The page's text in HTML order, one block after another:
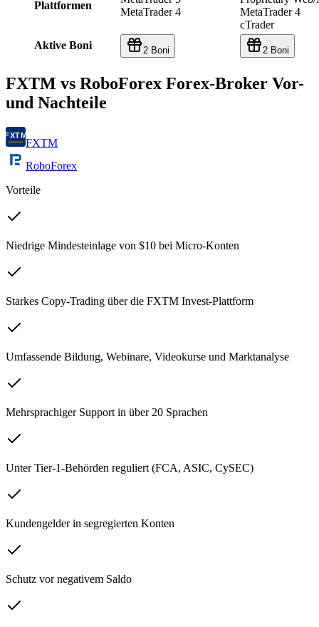
Plattformen
MetaTrader 4
MetaTrader 4
cTrader
Aktive Boni
2 Boni 2 Boni
FXTM vs RoboForex Forex-Broker Vor-
und Nachteile
FXTM
RoboForex
Vorteile
Niedrige Mindesteinlage von $10 bei Micro-Konten
Starkes Copy-Trading über die FXTM Invest-Plattform
Umfassende Bildung, Webinare, Videokurse und Marktanalyse
Mehrsprachiger Support in über 20 Sprachen
Unter Tier-1-Behörden reguliert (FCA, ASIC, CySEC)
Kundengelder in segregierten Konten
Schutz vor negativem Saldo